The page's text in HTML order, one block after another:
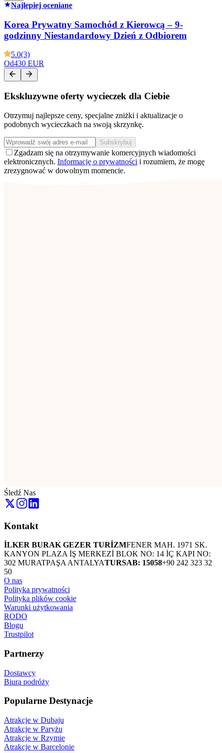
Najlepiej oceniane
Korea Prywatny Samochód z Kierowcą – 9-
godzinny Niestandardowy Dzień z Odbiorem
5.0(3)
Od430 EUR
Ekskluzywne oferty wycieczek dla Ciebie
Otrzymuj najlepsze ceny, specjalne zniżki i aktualizacje o
podobnych wycieczkach na swoją skrzynkę.
Subskrybuj
Zgadzam się na otrzymywanie komercyjnych wiadomości
elektronicznych. Informację o prywatności i rozumiem, że mogę
zrezygnować w dowolnym momencie.
Śledź Nas
Kontakt
İLKER BURAK GEZER TURİZMFENER MAH. 1971 SK.
KANYON PLAZA İŞ MERKEZİ BLOK NO: 14 İÇ KAPI NO:
302 MURATPAŞA ANTALYATURSAB: 15058+90 242 323 32
50
O nas
Polityka prywatności
Polityka plików cookie
Warunki użytkowania
RODO
Blogu
Trustpilot
Partnerzy
Dostawcy
Biura podróży
Popularne Destynacje
Atrakcje w Dubaju
Atrakcje w Paryżu
Atrakcje w Rzymie
Atrakcje w Barcelonie